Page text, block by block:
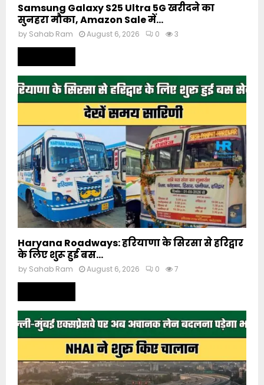
Samsung Galaxy S25 Ultra 5G खरीदने का
सुनहरा मौका, Amazon Sale में...
by Sahab Ram August 6, 2026 0 3
Haryana Roadways: हरियाणा के सिरसा से हरिद्वार
के लिए शुरू हुई बस...
by Sahab Ram August 6, 2026 0 7